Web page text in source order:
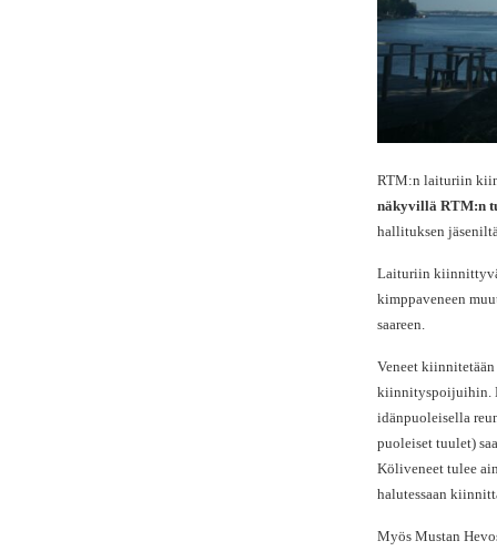
RTM:n laituriin
näkyvillä RTM:n
hallituksen
Laituriin
kimppaveneen
saareen.
Veneet
kiinnityspoijuihin.
idänpuoleisella
puoleiset tuulet)
Köliveneet tulee
halutessaan
Myös Mustan